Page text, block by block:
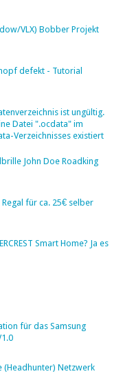
VLX) Bobber Projekt
defekt - Tutorial
ist ungültig.
Datei ".ocdata" im
Verzeichnisses existiert
John Doe Roadking
für ca. 25€ selber
Smart Home? Ja es
für das Samsung
(Headhunter) Netzwerk